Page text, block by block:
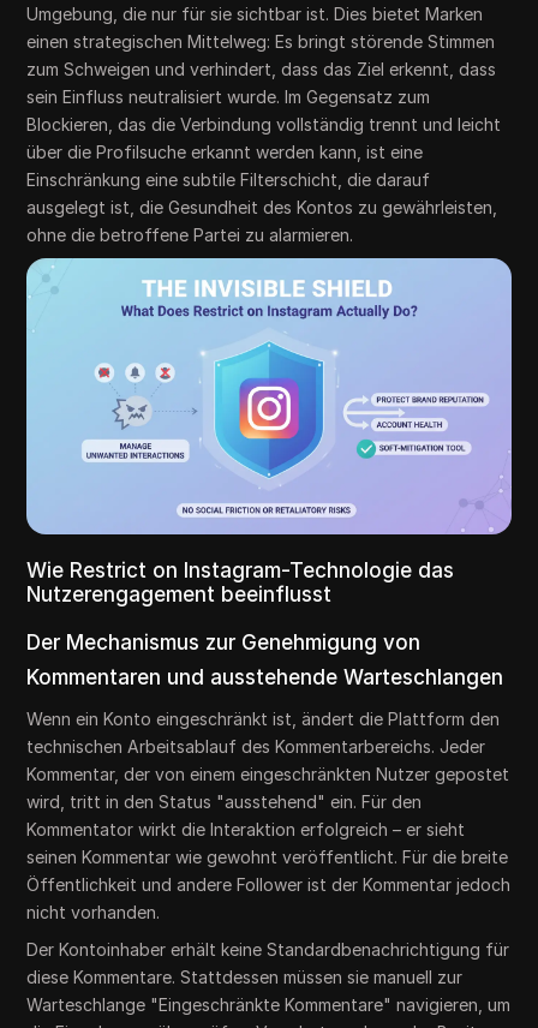
Umgebung, die nur für sie sichtbar ist. Dies bietet Marken
einen strategischen Mittelweg: Es bringt störende Stimmen
zum Schweigen und verhindert, dass das Ziel erkennt, dass
sein Einfluss neutralisiert wurde. Im Gegensatz zum
Blockieren, das die Verbindung vollständig trennt und leicht
über die Profilsuche erkannt werden kann, ist eine
Einschränkung eine subtile Filterschicht, die darauf
ausgelegt ist, die Gesundheit des Kontos zu gewährleisten,
ohne die betroffene Partei zu alarmieren.
Wie Restrict on Instagram-Technologie das
Nutzerengagement beeinflusst
Der Mechanismus zur Genehmigung von
Kommentaren und ausstehende Warteschlangen
Wenn ein Konto eingeschränkt ist, ändert die Plattform den
technischen Arbeitsablauf des Kommentarbereichs. Jeder
Kommentar, der von einem eingeschränkten Nutzer gepostet
wird, tritt in den Status "ausstehend" ein. Für den
Kommentator wirkt die Interaktion erfolgreich – er sieht
seinen Kommentar wie gewohnt veröffentlicht. Für die breite
Öffentlichkeit und andere Follower ist der Kommentar jedoch
nicht vorhanden.
Der Kontoinhaber erhält keine Standardbenachrichtigung für
diese Kommentare. Stattdessen müssen sie manuell zur
Warteschlange "Eingeschränkte Kommentare" navigieren, um